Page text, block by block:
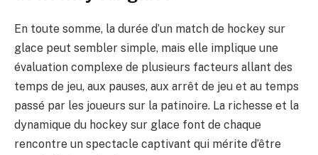
En toute somme, la durée d’un match de hockey sur
glace peut sembler simple, mais elle implique une
évaluation complexe de plusieurs facteurs allant des
temps de jeu, aux pauses, aux arrêt de jeu et au temps
passé par les joueurs sur la patinoire. La richesse et la
dynamique du hockey sur glace font de chaque
rencontre un spectacle captivant qui mérite d’être